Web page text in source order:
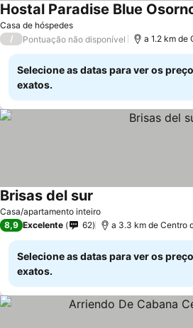
Casa de hóspedes
Hostal Paradise Blue
/ Pontuação não disponível a 1.2 km de
Selecione as datas para ver os
exatos.
Casa/apartamento inteiro
Brisas del sur
8,9 Excelente 62 a 3.3 km de Centro
Selecione as datas para ver os
exatos.